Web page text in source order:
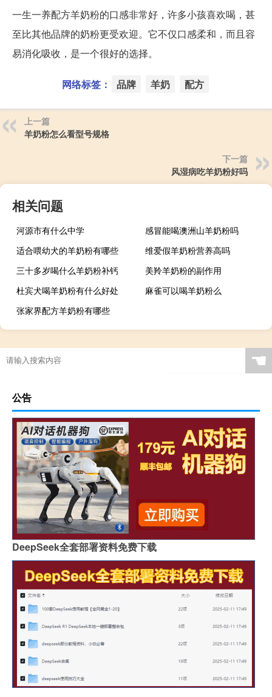
一生一养配方羊奶粉的口感非常好，许多小孩喜欢喝，甚
至比其他品牌的奶粉更受欢迎。它不仅口感柔和，而且容
易消化吸收，是一个很好的选择。
网络标签： 品牌 羊奶 配方
上一篇
羊奶粉怎么看型号规格
下一篇
风湿病吃羊奶粉好吗
相关问题
河源市有什么中学
感冒能喝澳洲山羊奶粉吗
适合喂幼犬的羊奶粉有哪些
维爱假羊奶粉营养高吗
三十多岁喝什么羊奶粉补钙
美羚羊奶粉的副作用
杜宾犬喝羊奶粉有什么好处
麻雀可以喝羊奶粉么
张家界配方羊奶粉有哪些
☚
公告
DeepSeek全套部署资料免费下载